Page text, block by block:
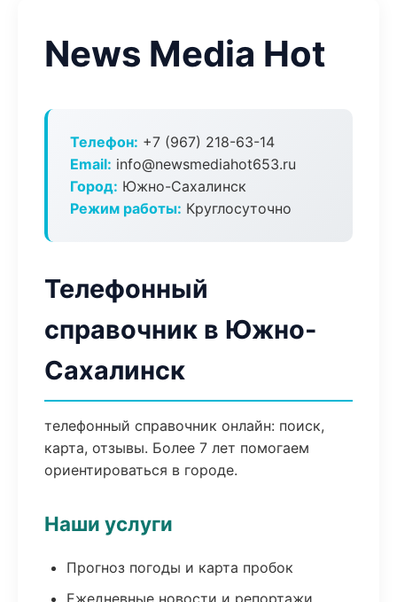
News Media Hot
Телефон: +7 (967) 218-63-14
Email: info@newsmediahot653.ru
Город: Южно-Сахалинск
Режим работы: Круглосуточно
Телефонный
справочник в Южно-
Сахалинск
телефонный справочник онлайн: поиск,
карта, отзывы. Более 7 лет помогаем
ориентироваться в городе.
Наши услуги
Прогноз погоды и карта пробок
Ежедневные новости и репортажи